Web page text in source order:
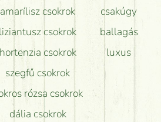
amarílisz csokrok
liziantusz csokrok
hortenzia csokrok
szegfű csokrok
rózsa csokrok
dália csokrok
csakúgy
ballagás
luxus